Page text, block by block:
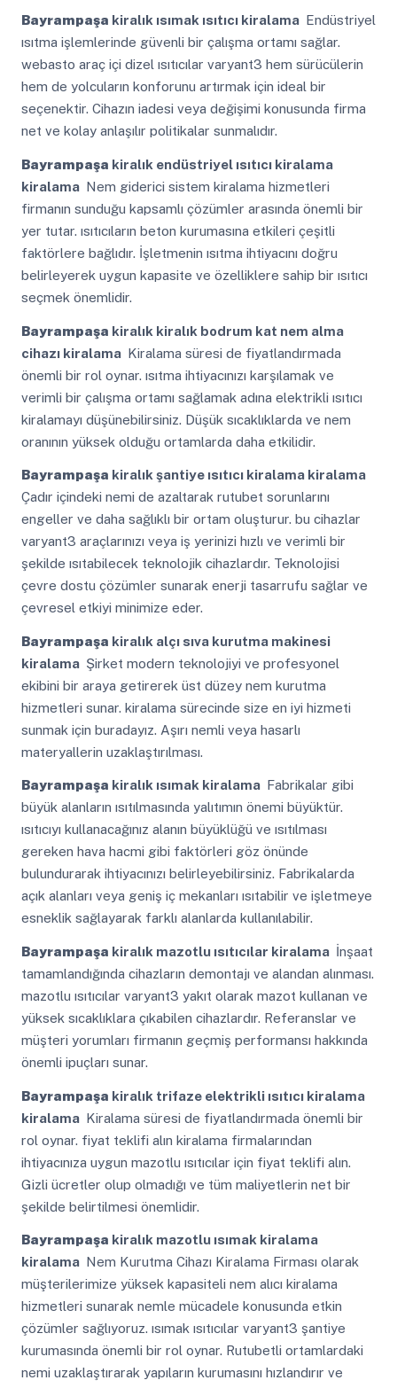
Bayrampaşa kiralık ısımak ısıtıcı kiralama Endüstriyel
ısıtma işlemlerinde güvenli bir çalışma ortamı sağlar.
webasto araç içi dizel ısıtıcılar varyant3 hem sürücülerin
hem de yolcuların konforunu artırmak için ideal bir
seçenektir. Cihazın iadesi veya değişimi konusunda firma
net ve kolay anlaşılır politikalar sunmalıdır.
Bayrampaşa kiralık endüstriyel ısıtıcı kiralama
kiralama Nem giderici sistem kiralama hizmetleri
firmanın sunduğu kapsamlı çözümler arasında önemli bir
yer tutar. ısıtıcıların beton kurumasına etkileri çeşitli
faktörlere bağlıdır. İşletmenin ısıtma ihtiyacını doğru
belirleyerek uygun kapasite ve özelliklere sahip bir ısıtıcı
seçmek önemlidir.
Bayrampaşa kiralık kiralık bodrum kat nem alma
cihazı kiralama Kiralama süresi de fiyatlandırmada
önemli bir rol oynar. ısıtma ihtiyacınızı karşılamak ve
verimli bir çalışma ortamı sağlamak adına elektrikli ısıtıcı
kiralamayı düşünebilirsiniz. Düşük sıcaklıklarda ve nem
oranının yüksek olduğu ortamlarda daha etkilidir.
Bayrampaşa kiralık şantiye ısıtıcı kiralama kiralama
Çadır içindeki nemi de azaltarak rutubet sorunlarını
engeller ve daha sağlıklı bir ortam oluşturur. bu cihazlar
varyant3 araçlarınızı veya iş yerinizi hızlı ve verimli bir
şekilde ısıtabilecek teknolojik cihazlardır. Teknolojisi
çevre dostu çözümler sunarak enerji tasarrufu sağlar ve
çevresel etkiyi minimize eder.
Bayrampaşa kiralık alçı sıva kurutma makinesi
kiralama Şirket modern teknolojiyi ve profesyonel
ekibini bir araya getirerek üst düzey nem kurutma
hizmetleri sunar. kiralama sürecinde size en iyi hizmeti
sunmak için buradayız. Aşırı nemli veya hasarlı
materyallerin uzaklaştırılması.
Bayrampaşa kiralık ısımak kiralama Fabrikalar gibi
büyük alanların ısıtılmasında yalıtımın önemi büyüktür.
ısıtıcıyı kullanacağınız alanın büyüklüğü ve ısıtılması
gereken hava hacmi gibi faktörleri göz önünde
bulundurarak ihtiyacınızı belirleyebilirsiniz. Fabrikalarda
açık alanları veya geniş iç mekanları ısıtabilir ve işletmeye
esneklik sağlayarak farklı alanlarda kullanılabilir.
Bayrampaşa kiralık mazotlu ısıtıcılar kiralama İnşaat
tamamlandığında cihazların demontajı ve alandan alınması.
mazotlu ısıtıcılar varyant3 yakıt olarak mazot kullanan ve
yüksek sıcaklıklara çıkabilen cihazlardır. Referanslar ve
müşteri yorumları firmanın geçmiş performansı hakkında
önemli ipuçları sunar.
Bayrampaşa kiralık trifaze elektrikli ısıtıcı kiralama
kiralama Kiralama süresi de fiyatlandırmada önemli bir
rol oynar. fiyat teklifi alın kiralama firmalarından
ihtiyacınıza uygun mazotlu ısıtıcılar için fiyat teklifi alın.
Gizli ücretler olup olmadığı ve tüm maliyetlerin net bir
şekilde belirtilmesi önemlidir.
Bayrampaşa kiralık mazotlu ısımak kiralama
kiralama Nem Kurutma Cihazı Kiralama Firması olarak
müşterilerimize yüksek kapasiteli nem alıcı kiralama
hizmetleri sunarak nemle mücadele konusunda etkin
çözümler sağlıyoruz. ısımak ısıtıcılar varyant3 şantiye
kurumasında önemli bir rol oynar. Rutubetli ortamlardaki
nemi uzaklaştırarak yapıların kurumasını hızlandırır ve